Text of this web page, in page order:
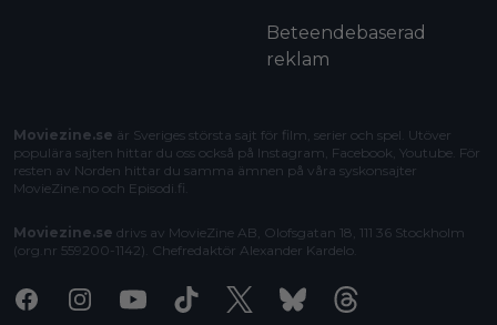
Beteendebaserad
reklam
Moviezine.se är Sveriges största sajt för film, serier och spel. Utöver
populära sajten hittar du oss också på Instagram, Facebook, Youtube. För
resten av Norden hittar du samma ämnen på våra syskonsajter
MovieZine.no och Episodi.fi
Moviezine.se drivs av MovieZine AB, Olofsgatan 18, 111 36 Stockholm
(org.nr 559200-1142). Chefredaktör Alexander Kardelo
FacebookInstagramYoutubeTiktok X BlueskyThreads